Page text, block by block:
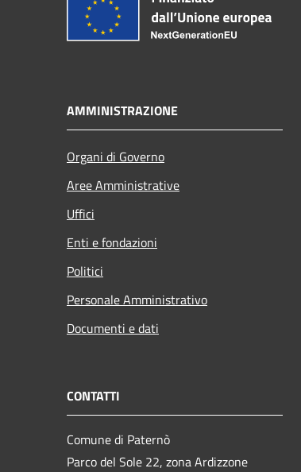
AMMINISTRAZIONE
Organi di Governo
Aree Amministrative
Uffici
Enti e fondazioni
Politici
Personale Amministrativo
Documenti e dati
CONTATTI
Comune di Paternò
Parco del Sole 22, zona Ardizzone